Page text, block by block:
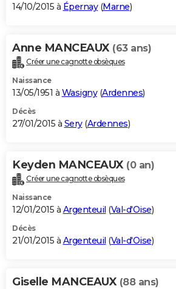
14/10/2015 à Épernay(Marne)
Anne MANCEAUX (63 ans)
Créer une cagnotte obsèques
Naissance
13/05/1951 à Wasigny(Ardennes)
Décès
27/01/2015 à Sery(Ardennes)
Keyden MANCEAUX (0 an)
Créer une cagnotte obsèques
Naissance
12/01/2015 à Argenteuil (Val-d'Oise)
Décès
21/01/2015 à Argenteuil (Val-d'Oise)
Giselle MANCEAUX (88 ans)